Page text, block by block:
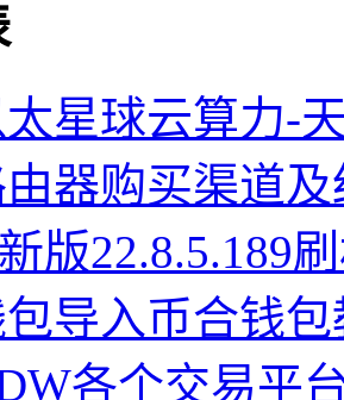
星球云算力-
器购买渠道
版22.8.5.189
导入币合钱包
各个交易平